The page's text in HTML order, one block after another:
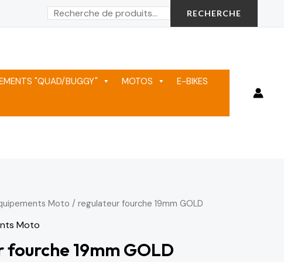
Rechercher RECHERCHE
"QUAD/BUGGY" MOTOS
E-BIKES
Moto / regulateur fourche 19mm GOLD
Moto
19mm GOLD
Le
prix